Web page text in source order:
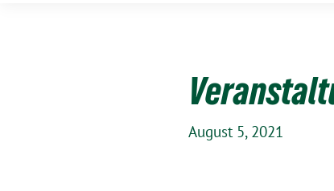
August 5, 2021